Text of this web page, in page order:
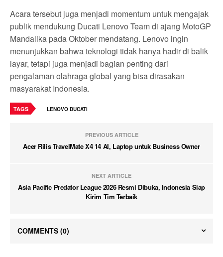
Acara tersebut juga menjadi momentum untuk mengajak
publik mendukung Ducati Lenovo Team di ajang MotoGP
Mandalika pada Oktober mendatang. Lenovo ingin
menunjukkan bahwa teknologi tidak hanya hadir di balik
layar, tetapi juga menjadi bagian penting dari
pengalaman olahraga global yang bisa dirasakan
masyarakat Indonesia.
TAGS LENOVO DUCATI
PREVIOUS ARTICLE
Acer Rilis TravelMate X4 14 AI, Laptop untuk Business Owner
NEXT ARTICLE
Asia Pacific Predator League 2026 Resmi Dibuka, Indonesia Siap
Kirim Tim Terbaik
COMMENTS (0)